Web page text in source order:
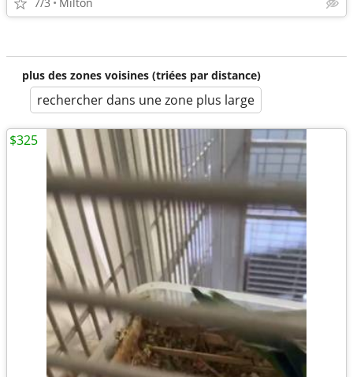
plus des zones voisines (triées par distance)
rechercher dans une zone plus large
$325